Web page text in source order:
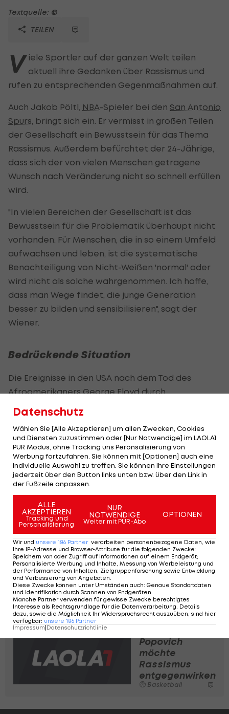
Textquelle: ©
TEILEN
V iele Sportler auf der ganzen Welt teilen
aktuell ihre Gedanken über Rassismus und
rufen zu entsprechenden Gegenmaßnahmen auf.
Auch Jakob Pöltl, NBA-Spieler bei den San Antonio
Spurs , bringt sich ein. Er vermisst in großen Teilen
der Gesellschaft ein Bewusstsein für das Thema
Rassismus. Außerdem befürchtet der 24-Jährige,
dass sich der von vielen Menschen getragene
Wunsch nach Veränderung nicht so schnell erfüllen
wird.
"In vielen Bereichen der Gesellschaft ist das
Bewusstsein für die Problematik überhaupt nicht
vorhanden. Für Menschen, die in so einem Umfeld
aufwachsen und leben, ist die systematische
Benachteiligung von Nicht-Weißen 'normal' oder
wird nicht als solche wahrgenommen. Ich hoffe,
dass man Wege findet, die junge Generation
besser zu bilden und sensibilisieren", sagt der
Wiener.
Bedrückende Situation
Die Ereignisse in den USA nach dem Tod des
Afroamerikaners George Floyd durch
Polizeigewalt seien aufrüttelnd. "Es ist eigentlich
ein Wahnsinn, was hier abgeht", so Pöltl.
"In den sozialen Medien erfährt man viel
Negatives darüber, wie die Regierung und die
Polizei mit der Thematik umgehen. Es wirkt mehr
wie ein Kampf, als ein Bemühen, sich der
Problematik anzunehmen. Für viele Leute
scheinen die Proteste ein größeres Problem zu
sein als der Rassismus selbst."
Es sei eigenartig und bedrückend, das als quasi
Außenstehender zu beobachten. "Der Wunsch
nach Veränderungen ist von vielen Seiten groß,
aber es wirkt nicht so, als würde sich dieser
Wunsch so leicht durchsetzen."
Popovich
möchte
Rassismus
entgegenwirken
Basketball
Datenschutz
Wählen Sie [Alle Akzeptieren] um allen Zwecken, Cookies
und Diensten zuzustimmen oder [Nur Notwendige] im LAOLA1
PUR Modus, ohne Tracking uns Peronsalisierung von
Werbung fortzufahren. Sie können mit [Optionen] auch eine
individuelle Auswahl zu treffen. Sie können Ihre Einstellungen
jederzeit über den Button links unten bzw. über den Link in
der Fußzeile anpassen.
ALLE
AKZEPTIEREN
Tracking und
Personalisierung
NUR
NOTWENDIGE
Weiter mit PUR-Abo
OPTIONEN
Wir und unsere 186 Partner verarbeiten personenbezogene Daten, wie
Ihre IP-Adresse und Browser-Attribute für die folgenden Zwecke:
Speichern von oder Zugriff auf Informationen auf einem Endgerät;
Personalisierte Werbung und Inhalte, Messung von Werbeleistung und
der Performance von Inhalten, Zielgruppenforschung sowie Entwicklung
und Verbesserung von Angeboten.
Diese Zwecke können unter Umständen auch: Genaue Standortdaten
und Identifikation durch Scannen von Endgeräten.
Manche Partner verwenden für gewisse Zwecke berechtigtes
Interesse als Rechtsgrundlage für die Datenverarbeitung. Details
dazu, sowie die Möglichkeit Ihr Widerspruchsrecht auszuüben, sind hier
verfügbar: unsere 186 Partner
Impressum Datenschutzrichtlinie